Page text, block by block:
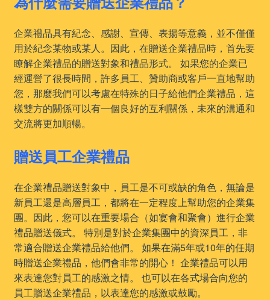
企業禮品具有紀念、感謝、宣傳、表揚等意義，並不僅僅
用於紀念某物或某人。因此，在贈送企業禮品時，首先要
瞭解企業禮品的贈送對象和禮品形式。 如果您的企業已
經運營了很長時間，許多員工、贊助商或客戶一直地幫助
您，那麼我們可以考慮在特殊的日子給他們企業禮品，這
樣雙方的關係可以有一個良好的互利關係，未來的溝通和
交流將更加順暢。
贈送員工企業禮品
在企業禮品贈送對象中，員工是不可或缺的角色，無論是
新員工還是高層員工，都將在一定程度上幫助您的企業集
團。因此，您可以在重要場合（如宴會和聚會）進行企業
禮品贈送儀式。 特別是對於企業集團中的資深員工，非
常適合贈送企業禮品給他們。 如果在滿5年或10年的任期
時贈送企業禮品，他們會非常的開心！ 企業禮品可以用
來表達您對員工的感激之情。 也可以在各式場合向您的
員工贈送企業禮品，以表達您的感激或鼓勵。